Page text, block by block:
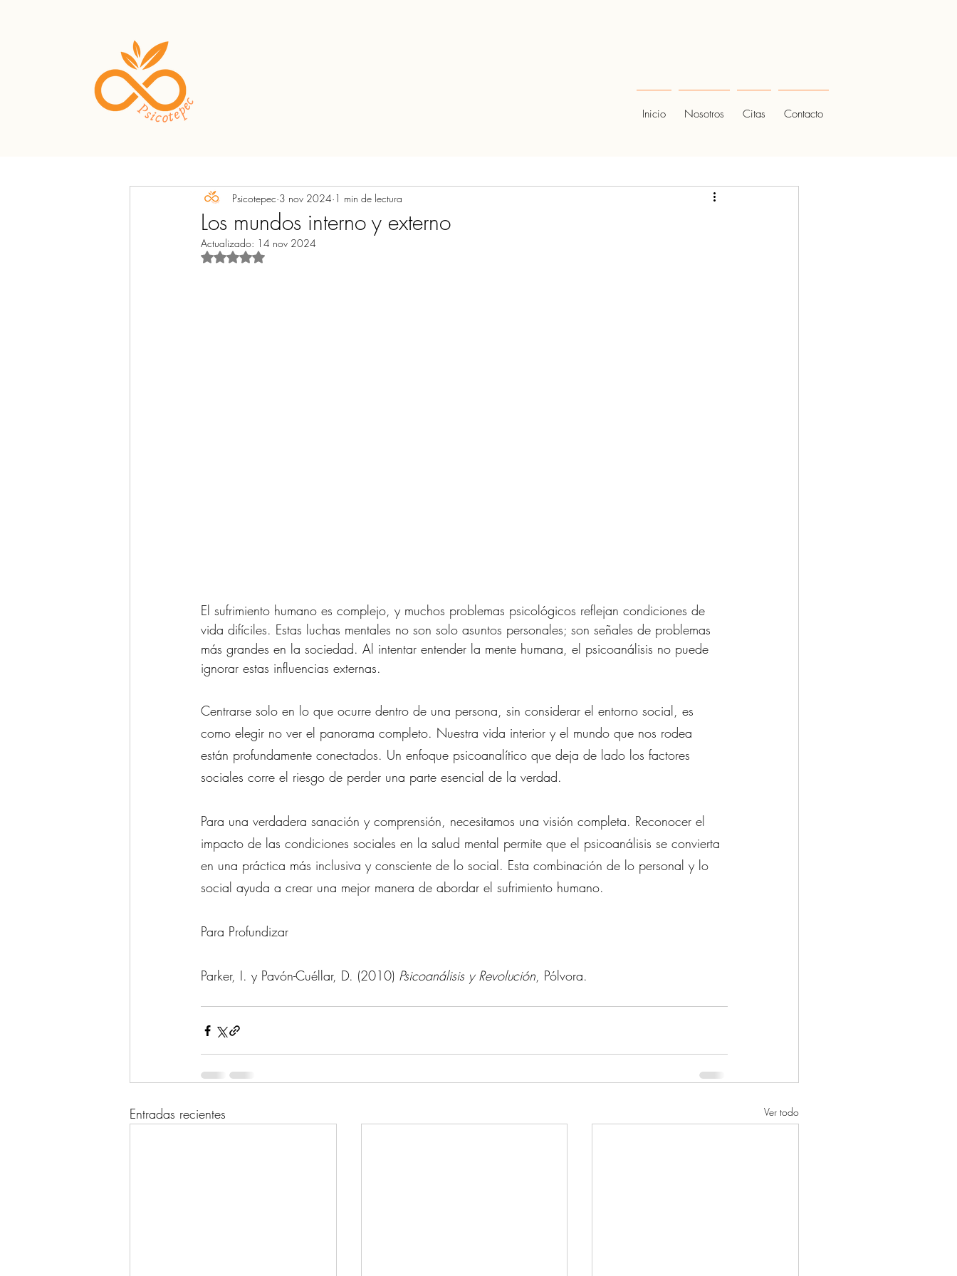
Inicio Nosotros Citas Contacto
Los mundos interno y externo
Psicotepec 3 nov 2024 1 min de lectura
Actualizado: 14 nov 2024
Obtuvo NaN de 5 estrellas.
El sufrimiento humano es complejo, y muchos problemas psicológicos reflejan condiciones de
vida difíciles. Estas luchas mentales no son solo asuntos personales; son señales de problemas
más grandes en la sociedad. Al intentar entender la mente humana, el psicoanálisis no puede
ignorar estas influencias externas.
Centrarse solo en lo que ocurre dentro de una persona, sin considerar el entorno social, es
como elegir no ver el panorama completo. Nuestra vida interior y el mundo que nos rodea
están profundamente conectados. Un enfoque psicoanalítico que deja de lado los factores
sociales corre el riesgo de perder una parte esencial de la verdad.
Para una verdadera sanación y comprensión, necesitamos una visión completa. Reconocer el
impacto de las condiciones sociales en la salud mental permite que el psicoanálisis se convierta
en una práctica más inclusiva y consciente de lo social. Esta combinación de lo personal y lo
social ayuda a crear una mejor manera de abordar el sufrimiento humano.
Para Profundizar
Parker, I. y Pavón-Cuéllar, D. (2010) Psicoanálisis y Revolución, Pólvora.
Entradas recientes Ver todo